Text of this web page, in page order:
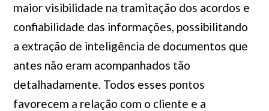
maior visibilidade na tramitação dos acordos e
confiabilidade das informações, possibilitando
a extração de inteligência de documentos que
antes não eram acompanhados tão
detalhadamente. Todos esses pontos
favorecem a relação com o cliente e a